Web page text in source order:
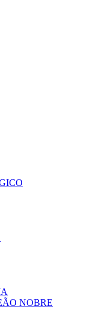
NOBRE